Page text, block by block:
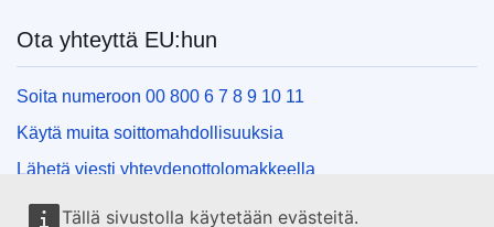
Tällä sivustolla käytetään evästeitä.
Ota yhteyttä EU:hun
Soita numeroon 00 800 6 7 8 9 10 11
Käytä muita soittomahdollisuuksia
Lähetä viesti yhteydenottolomakkeella
Käy EU:n tiedotuspisteessä